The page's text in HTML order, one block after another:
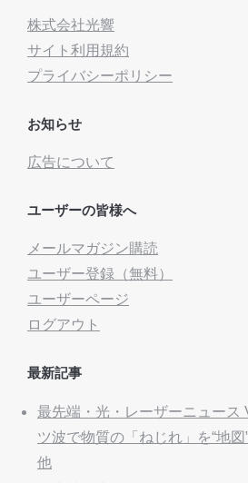
株式会社光響
サイト利用規約
プライバシーポリシー
お知らせ
広告について
ユーザーの皆様へ
メールマガジン購読
ユーザー登録（無料）
ユーザーページ
ログアウト
最新記事
最先端・光・レーザーニュース
ツ波で物質の「ねじれ」を“地図
他